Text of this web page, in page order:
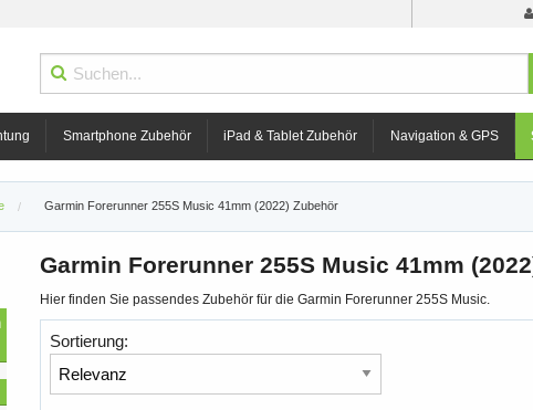
Smartphone Zubehör iPad & Tablet Zubehör Navigation & GPS
Garmin Forerunner 255S Music 41mm (2022) Zubehör
Garmin Forerunner 255S Music 41mm
Hier finden Sie passendes Zubehör für die Garmin Forerunner 255S Music.
Sortierung: